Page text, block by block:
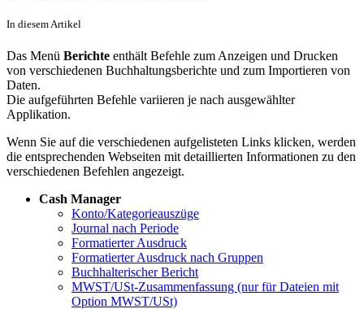
In diesem Artikel
Das Menü Berichte enthält Befehle zum Anzeigen und Drucken
von verschiedenen Buchhaltungsberichte und zum Importieren von
Daten.
Die aufgeführten Befehle variieren je nach ausgewählter
Applikation.
Wenn Sie auf die verschiedenen aufgelisteten Links klicken, werden
die entsprechenden Webseiten mit detaillierten Informationen zu den
verschiedenen Befehlen angezeigt.
Cash Manager
Konto/Kategorieauszüge
Journal nach Periode
Formatierter Ausdruck
Formatierter Ausdruck nach Gruppen
Buchhalterischer Bericht
MWST/USt-Zusammenfassung (nur für Dateien mit
Option MWST/USt)